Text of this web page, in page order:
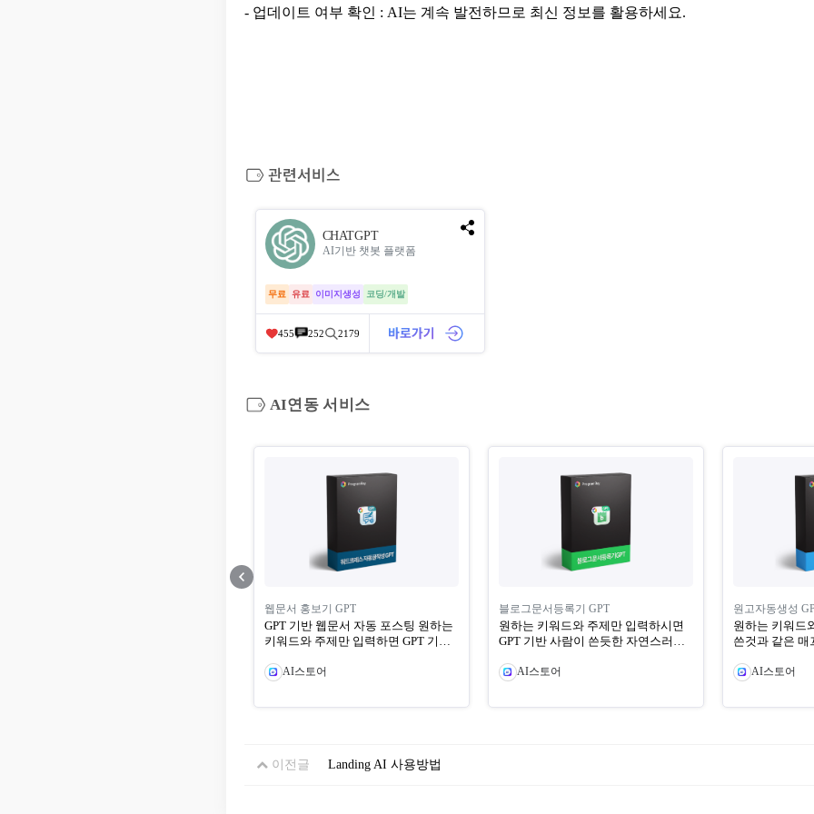
- 업데이트 여부 확인 : AI는 계속 발전하므로 최신 정보를 활용하세요.
CHATGPT
AI기반 챗봇 플랫폼
무료 유료 이미지생성 코딩/개발
455 252 2179
AI연동 서비스
웹문서 홍보기 GPT
GPT 기반 웹문서 자동 포스팅 원하는
키워드와 주제만 입력하면 GPT 기반
AI스토어
블로그문서등록기 GPT
​원하는 키워드와 주제만 입력하시면
GPT 기반 사람이 쓴듯한 자연스러운
AI스토어
원고자동생성
원하는 키워드
쓴것과 같은 매끄러운 문
AI스토어
이전글 Landing AI 사용방법